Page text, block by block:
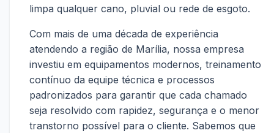
limpa qualquer cano, pluvial ou rede de esgoto.
Com mais de uma década de experiência
atendendo a região de Marília, nossa empresa
investiu em equipamentos modernos, treinamento
contínuo da equipe técnica e processos
padronizados para garantir que cada chamado
seja resolvido com rapidez, segurança e o menor
transtorno possível para o cliente. Sabemos que